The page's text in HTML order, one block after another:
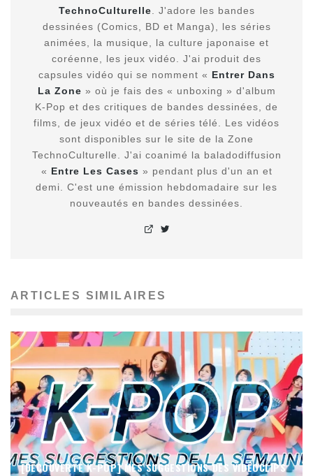
TechnoCulturelle . J'adore les bandes
dessinées (Comics, BD et Manga), les séries
animées, la musique, la culture japonaise et
coréenne, les jeux vidéo. J'ai produit des
capsules vidéo qui se nomment « Entrer Dans
La Zone » où je fais des « unboxing » d'album
K-Pop et des critiques de bandes dessinées, de
films, de jeux vidéo et de séries télé. Les vidéos
sont disponibles sur le site de la Zone
TechnoCulturelle. J'ai coanimé la baladodiffusion
« Entre Les Cases » pendant plus d'un an et
demi. C'est une émission hebdomadaire sur les
nouveautés en bandes dessinées.
ARTICLES SIMILAIRES
[DÉCOUVERTE K-POP] MES SUGGESTIONS DES VIDÉOCLIPS